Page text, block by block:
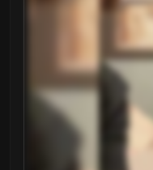
się, jak to zrobić
WŁOSKI CZAT
DLACZEGO
Odkrywanie
korzystania z
może przynieść